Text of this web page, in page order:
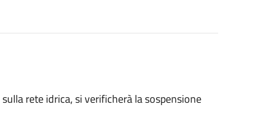
rete idrica, si verificherà la sospensione